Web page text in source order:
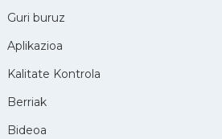
Guri buruz
Aplikazioa
Kalitate Kontrola
Berriak
Bideoa